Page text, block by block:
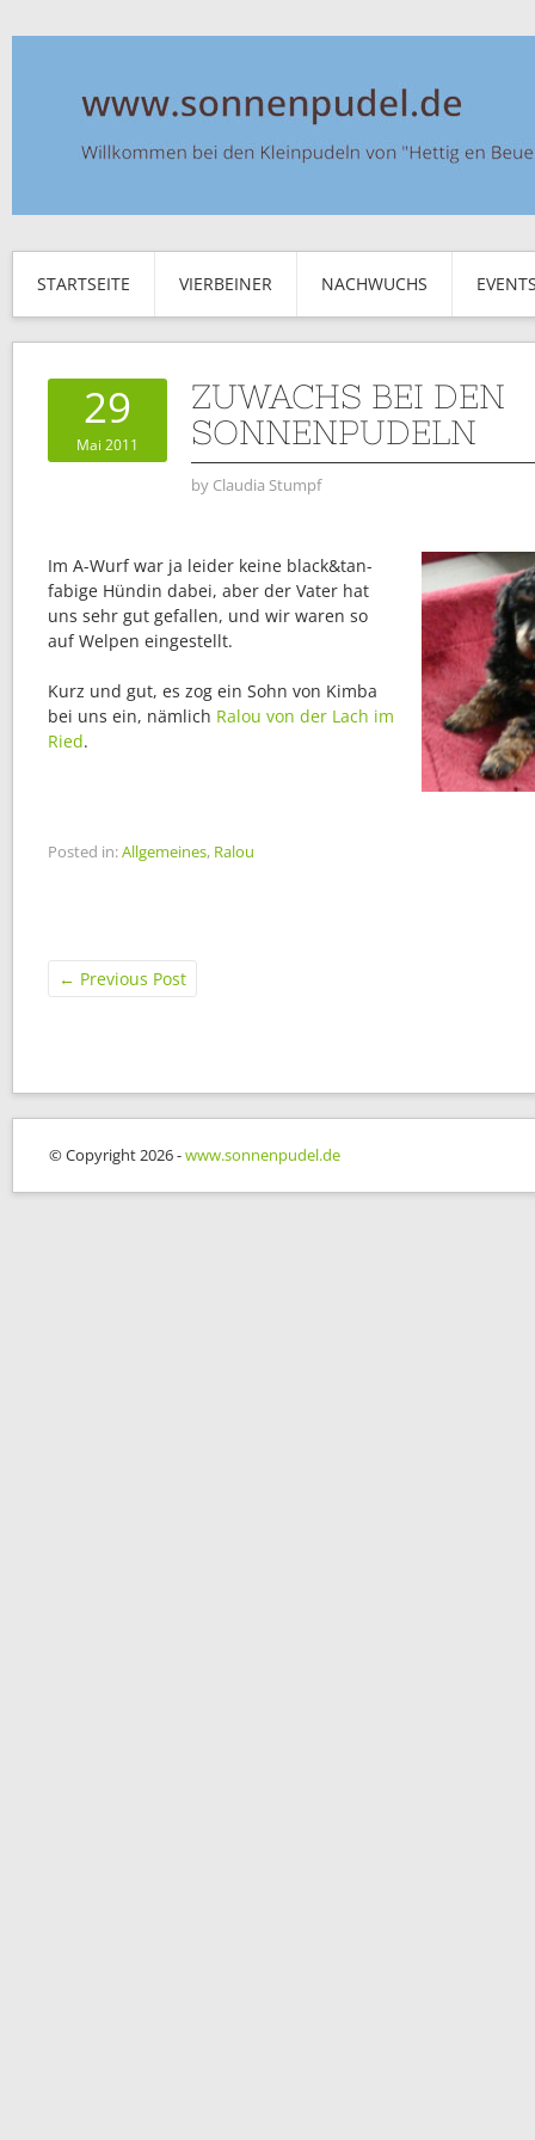
STARTSEITE VIERBEINER NACHWUCHS
29
Mai 2011
ZUWACHS BEI DEN
SONNENPUDELN
by Claudia Stumpf
Im A-Wurf war ja leider keine black&tan-
fabige Hündin dabei, aber der Vater hat
uns sehr gut gefallen, und wir waren so
auf Welpen eingestellt.
Kurz und gut, es zog ein Sohn von Kimba
bei uns ein, nämlich Ralou von der Lach im
Ried.
Posted in:Allgemeines, Ralou
← Previous Post
© Copyright 2026 -www.sonnenpudel.de